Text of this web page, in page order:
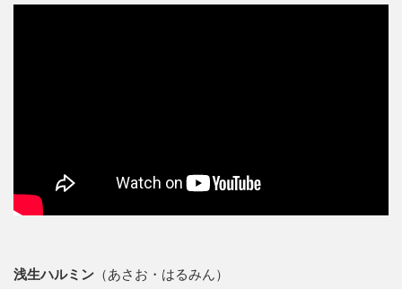
浅生ハルミン （あさお・はるみん）